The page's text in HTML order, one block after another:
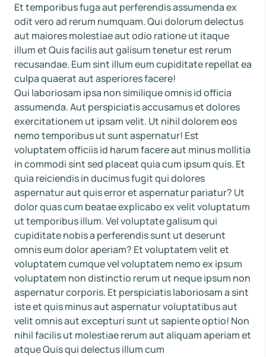
Et temporibus fuga aut perferendis assumenda ex
odit vero ad rerum numquam. Qui dolorum delectus
aut maiores molestiae aut odio ratione ut itaque
illum et Quis facilis aut galisum tenetur est rerum
recusandae. Eum sint illum eum cupiditate repellat ea
culpa quaerat aut asperiores facere!
Qui laboriosam ipsa non similique omnis id officia
assumenda. Aut perspiciatis accusamus et dolores
exercitationem ut ipsam velit. Ut nihil dolorem eos
nemo temporibus ut sunt aspernatur! Est
voluptatem officiis id harum facere aut minus mollitia
in commodi sint sed placeat quia cum ipsum quis. Et
quia reiciendis in ducimus fugit qui dolores
aspernatur aut quis error et aspernatur pariatur? Ut
dolor quas cum beatae explicabo ex velit voluptatum
ut temporibus illum. Vel voluptate galisum qui
cupiditate nobis a perferendis sunt ut deserunt
omnis eum dolor aperiam? Et voluptatem velit et
voluptatem cumque vel voluptatem nemo ex ipsum
voluptatem non distinctio rerum ut neque ipsum non
aspernatur corporis. Et perspiciatis laboriosam a sint
iste et quis minus aut aspernatur voluptatibus aut
velit omnis aut excepturi sunt ut sapiente optio! Non
nihil facilis ut molestiae rerum aut aliquam aperiam et
atque Quis qui delectus illum cum